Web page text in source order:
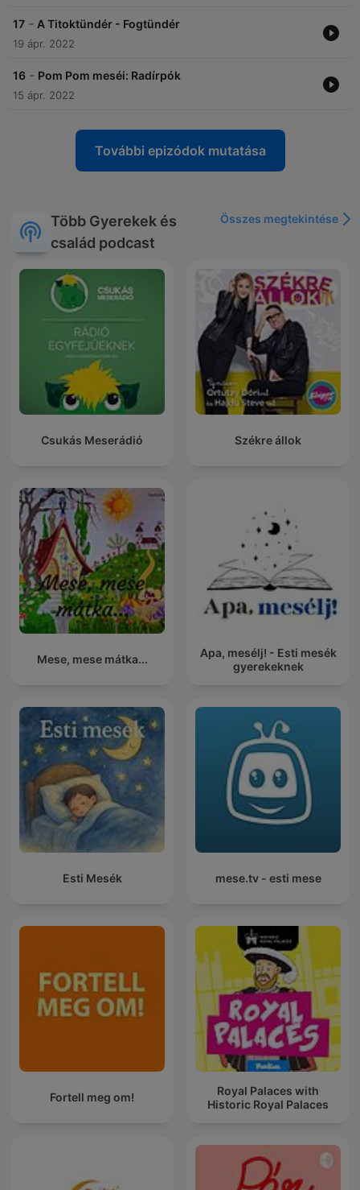
17 - A Titoktündér - Fogtündér
19 ápr. 2022
16 - Pom Pom meséi: Radírpók
15 ápr. 2022
További epizódok mutatása
Több Gyerekek és
család podcast
Összes megtekintése
Csukás Meserádió Székre állok
Mese, mese mátka...
Apa, mesélj! - Esti mesék
gyerekeknek
Esti Mesék mese.tv - esti mese
Fortell meg om!
Royal Palaces with
Historic Royal Palaces